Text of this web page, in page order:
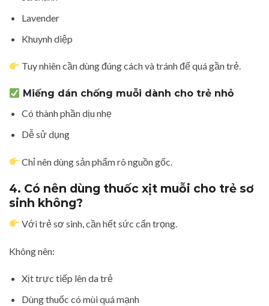
Lavender
Khuynh diệp
Tuy nhiên cần dùng đúng cách và tránh để quá gần trẻ.
Miếng dán chống muỗi dành cho trẻ nhỏ
Có thành phần dịu nhẹ
Dễ sử dụng
Chỉ nên dùng sản phẩm rõ nguồn gốc.
4. Có nên dùng thuốc xịt muỗi cho trẻ sơ
sinh không?
Với trẻ sơ sinh, cần hết sức cẩn trọng.
Không nên:
Xịt trực tiếp lên da trẻ
Dùng thuốc có mùi quá mạnh